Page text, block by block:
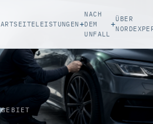
LEISTUNGEN+
NACH
DEM
UNFALL
+ÜBER